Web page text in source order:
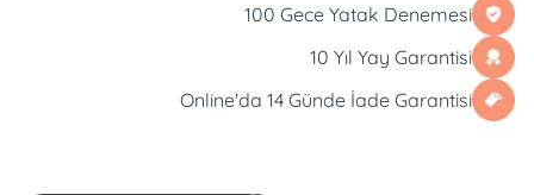
100 Gece Yatak Denemesi
10 Yıl Yay Garantisi
Online'da 14 Günde İade Garantisi